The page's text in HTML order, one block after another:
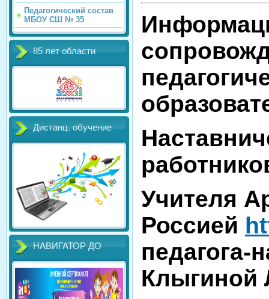
Педагогический состав
МБОУ СШ № 35
85 лет области
Дистанц. обучение
НАВИГАТОР ДО
Учителя
Россией
Клыгиной